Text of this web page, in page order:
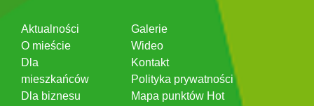
Aktualności
O mieście
Dla
mieszkańców
Dla biznesu
Galerie
Wideo
Kontakt
Polityka prywatności
Mapa punktów Hot